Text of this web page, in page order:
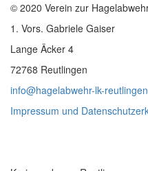
© 2020 Verein zur
1. Vors. Gabriele Gaiser
Lange Äcker 4
72768 Reutlingen
info@hagelabwehr-lk-
Impressum und